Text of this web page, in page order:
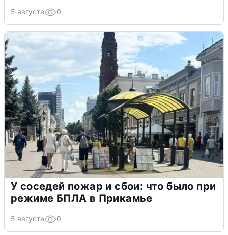
5 августа 0
У соседей пожар и сбои: что было при
режиме БПЛА в Прикамье
5 августа 0